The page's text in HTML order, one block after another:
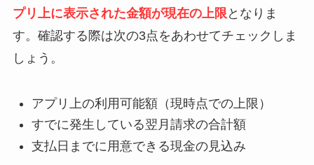
プリ上に表示された金額が現在の上限となりま
す。確認する際は次の3点をあわせてチェックしま
しょう。
アプリ上の利用可能額（現時点での上限）
すでに発生している翌月請求の合計額
支払日までに用意できる現金の見込み